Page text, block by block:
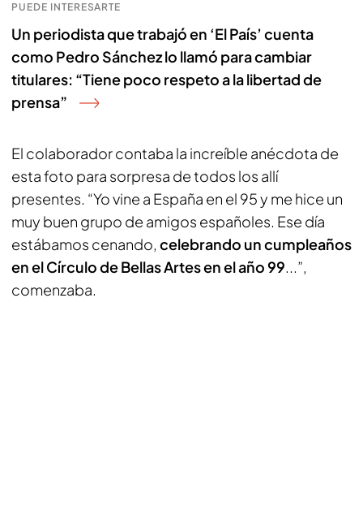
PUEDE INTERESARTE
Un periodista que trabajó en ‘El País’ cuenta
como Pedro Sánchez lo llamó para cambiar
titulares: “Tiene poco respeto a la libertad de
prensa”
El colaborador contaba la increíble anécdota de
esta foto para sorpresa de todos los allí
presentes. “Yo vine a España en el 95 y me hice un
muy buen grupo de amigos españoles. Ese día
estábamos cenando, celebrando un cumpleaños
en el Círculo de Bellas Artes en el año 99...”,
comenzaba.